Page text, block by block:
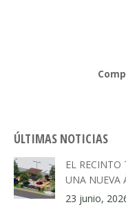
ÚLTIMAS NOTICIAS
EL RECINTO
UNA NUEVA
23 junio,